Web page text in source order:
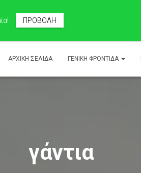
ΑΡΧΙΚΉ ΣΕΛΊΔΑ ΓΕΝΙΚΉ ΦΡΟΝΤΊΔΑ
γάντια
ΠΡΟΒΟΛΗ